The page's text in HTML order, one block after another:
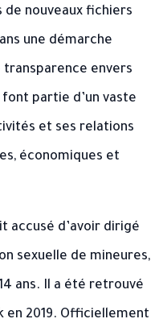
de nouveaux fichiers
une démarche
envers
font partie d’un vaste
et ses relations
économiques et
accusé d’avoir dirigé
sexuelle de mineures,
ans. Il a été retrouvé
en 2019. Officiellement